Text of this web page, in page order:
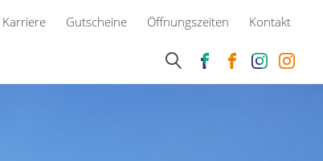
Karriere Gutscheine Öffnungszeiten Kontakt